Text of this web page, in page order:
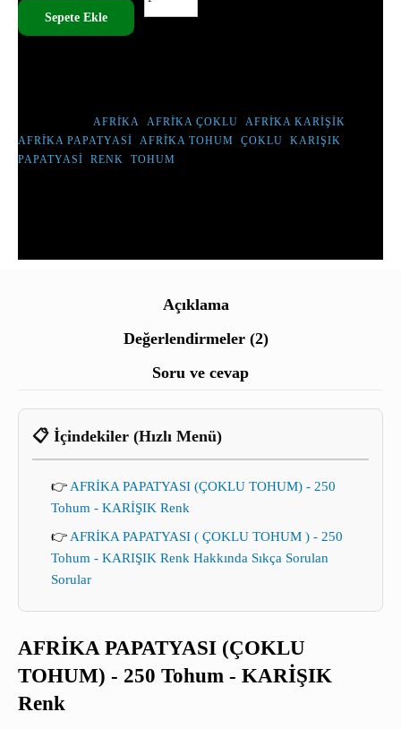
Sepete Ekle
AFRİKA AFRİKA ÇOKLU AFRİKA KARIŞIK
AFRİKA PAPATYASI
AFRİKA TOHUM ÇOKLU KARIŞIK
PAPATYASI
RENK TOHUM
Açıklama
Değerlendirmeler (2)
Soru ve cevap
📋 İçindekiler (Hızlı Menü)
👉AFRİKA PAPATYASI (ÇOKLU TOHUM) - 250
Tohum - KARİŞIK Renk
👉AFRİKA PAPATYASI ( ÇOKLU TOHUM ) - 250
Tohum - KARIŞIK Renk Hakkında Sıkça Sorulan
Sorular
AFRİKA PAPATYASI (ÇOKLU
TOHUM) - 250 Tohum - KARİŞIK
Renk